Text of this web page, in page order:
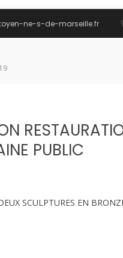
ne-s-de-marseille.fr
PUBLIC
SCULPTURES EN